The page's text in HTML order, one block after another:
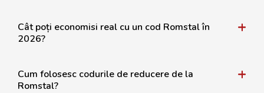
Cât poți economisi real cu un cod Romstal în
2026?
Cum folosesc codurile de reducere de la
Romstal?